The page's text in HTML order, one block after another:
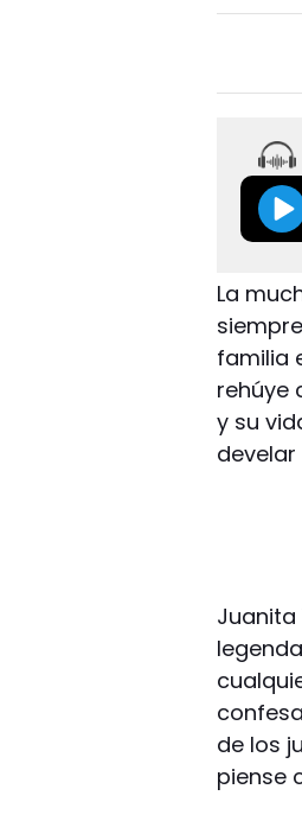
La
familia
rehúye
y su
Juanita
de los
piense